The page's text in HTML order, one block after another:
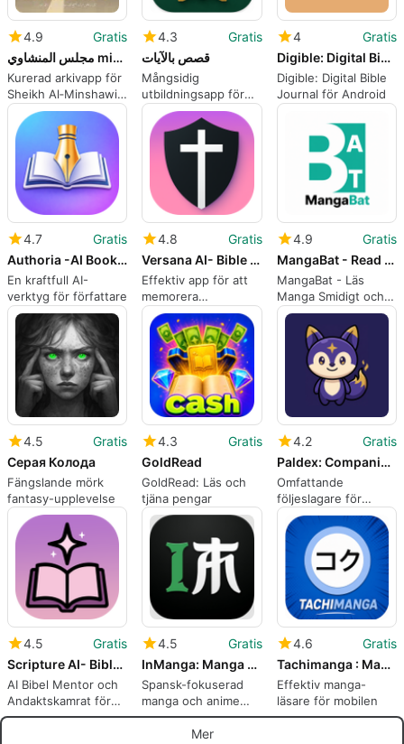
4.9
Gratis
مجلس المنشاوي minshawify
Kurerad arkivapp för
Sheikh Al‑Minshawi
recitationer
4.3
Gratis
قصص بالآيات
Mångsidig
utbildningsapp för
Quran-studier
4
Gratis
Digible: Digital Bible Journal
Digible: Digital Bible
Journal för Android
4.7
Gratis
Authoria -AI Book Writer
En kraftfull AI-
verktyg för författare
4.8
Gratis
Versana AI- Bible Verse Memory
Effektiv app för att
memorera
Bibelverser
4.9
Gratis
MangaBat - Read Manga
MangaBat - Läs
Manga Smidigt och
Enkelt
4.5
Gratis
Серая Колода
Fängslande mörk
fantasy-upplevelse
4.3
Gratis
GoldRead
GoldRead: Läs och
tjäna pengar
4.2
Gratis
Paldex: Companion for Palworld
Omfattande
följeslagare för
Palworld
4.5
Gratis
Scripture AI- Bible Study
AI Bibel Mentor och
Andaktskamrat för
Android Skriftstudie
4.5
Gratis
InManga: Manga y Anime
Spansk-fokuserad
manga och anime
nav för Android-
4.6
Gratis
Tachimanga : Manga Comics
Effektiv manga-
läsare för mobilen
Mer